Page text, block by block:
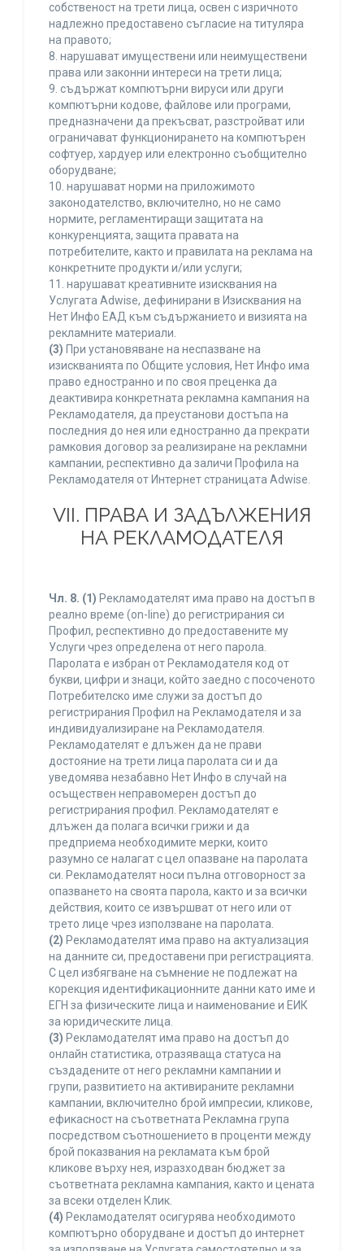
собственост на трети лица, освен с изричното
надлежно предоставено съгласие на титуляра
на правото;
8. нарушават имуществени или неимуществени
права или законни интереси на трети лица;
9. съдържат компютърни вируси или други
компютърни кодове, файлове или програми,
предназначени да прекъсват, разстройват или
ограничават функционирането на компютърен
софтуер, хардуер или електронно съобщително
оборудване;
10. нарушават норми на приложимото
законодателство, включително, но не само
нормите, регламентиращи защитата на
конкуренцията, защита правата на
потребителите, както и правилата на реклама на
конкретните продукти и/или услуги;
11. нарушават креативните изисквания на
Услугата Adwise, дефинирани в Изисквания на
Нет Инфо ЕАД към съдържанието и визията на
рекламните материали.
(3) При установяване на неспазване на
изискванията по Общите условия, Нет Инфо има
право едностранно и по своя преценка да
деактивира конкретната рекламна кампания на
Рекламодателя, да преустанови достъпа на
последния до нея или едностранно да прекрати
рамковия договор за реализиране на рекламни
кампании, респективно да заличи Профила на
Рекламодателя от Интернет страницата Adwise.
VII. ПРАВА И ЗАДЪЛЖЕНИЯ
НА РЕКЛАМОДАТЕЛЯ
Чл. 8. (1) Рекламодателят има право на достъп в
реално време (on-line) до регистрирания си
Профил, респективно до предоставените му
Услуги чрез определена от него парола.
Паролата е избран от Рекламодателя код от
букви, цифри и знаци, който заедно с посоченото
Потребителско име служи за достъп до
регистрирания Профил на Рекламодателя и за
индивидуализиране на Рекламодателя.
Рекламодателят е длъжен да не прави
достояние на трети лица паролата си и да
уведомява незабавно Нет Инфо в случай на
осъществен неправомерен достъп до
регистрирания профил. Рекламодателят е
длъжен да полага всички грижи и да
предприема необходимите мерки, които
разумно се налагат с цел опазване на паролата
си. Рекламодателят носи пълна отговорност за
опазването на своята парола, както и за всички
действия, които се извършват от него или от
трето лице чрез използване на паролата.
(2) Рекламодателят има право на актуализация
на данните си, предоставени при регистрацията.
С цел избягване на съмнение не подлежат на
корекция идентификационните данни като име и
ЕГН за физическите лица и наименование и ЕИК
за юридическите лица.
(3) Рекламодателят има право на достъп до
онлайн статистика, отразяваща статуса на
създадените от него рекламни кампании и
групи, развитието на активираните рекламни
кампании, включително брой импресии, кликове,
ефикасност на съответната Рекламна група
посредством съотношението в проценти между
брой показвания на рекламата към брой
кликове върху нея, изразходван бюджет за
съответната рекламна кампания, както и цената
за всеки отделен Клик.
(4) Рекламодателят осигурява необходимото
компютърно оборудване и достъп до интернет